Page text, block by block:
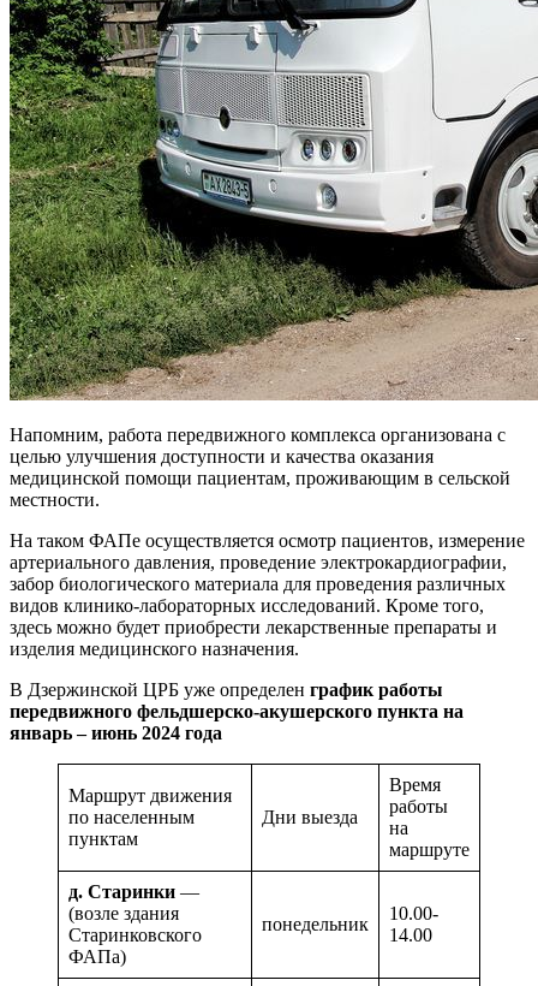
Напомним, работа передвижного комплекса организована с
целью улучшения доступности и качества оказания
медицинской помощи пациентам, проживающим в сельской
местности.
На таком ФАПе осуществляется осмотр пациентов, измерение
артериального давления, проведение электрокардиографии,
забор биологического материала для проведения различных
видов клинико-лабораторных исследований. Кроме того,
здесь можно будет приобрести лекарственные препараты и
изделия медицинского назначения.
В Дзержинской ЦРБ уже определен график работы
передвижного фельдшерско-акушерского пункта на
январь – июнь 2024 года
Маршрут движения
по населенным
пунктам
Дни выезда
Время
работы
на
маршруте
д. Старинки —
(возле здания
Старинковского
ФАПа)
понедельник
10.00-
14.00